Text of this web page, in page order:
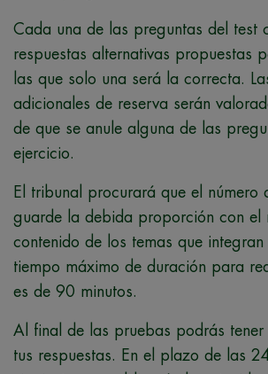
Cada una de las preguntas del test
respuestas alternativas propuestas
las que solo una será la correcta.
adicionales de reserva serán
de que se anule alguna de las
ejercicio.
El tribunal procurará que el número
guarde la debida proporción con el
contenido de los temas que
tiempo máximo de duración para
es de 90 minutos.
Al final de las pruebas podrás
tus respuestas. En el plazo de las